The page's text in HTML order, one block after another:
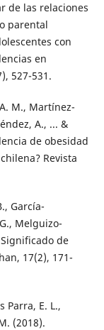
de las relaciones
parental
con
en
527-531.
M., Martínez-
A., ... &
de obesidad
Revista
García-
Melguizo-
de
17(2), 171-
Parra, E. L.,
(2018).